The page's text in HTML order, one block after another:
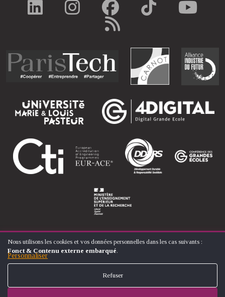
© ÉCOLE NATIONALE SUPÉRIEURE D'ARTS ET MÉTIERS
MENTIONS LÉGALES
UTILISATION
DES
DONNÉES
DES
Nous utilisons les cookies et vos données personnelles dans les cas suivants :
Fonct & Contenu externe embarqué.
Personnaliser
Refuser